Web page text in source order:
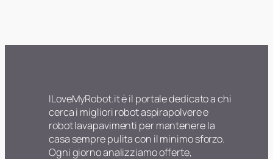
ILoveMyRobot.it è il portale dedicato a chi
cerca i migliori robot aspirapolvere e
robot lavapavimenti per mantenere la
casa sempre pulita con il minimo sforzo.
Ogni giorno analizziamo offerte,